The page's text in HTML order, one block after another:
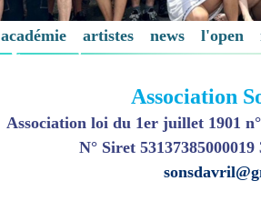
académie artistes news l'open
Association
Association loi du 1er juillet 1901
N° Siret